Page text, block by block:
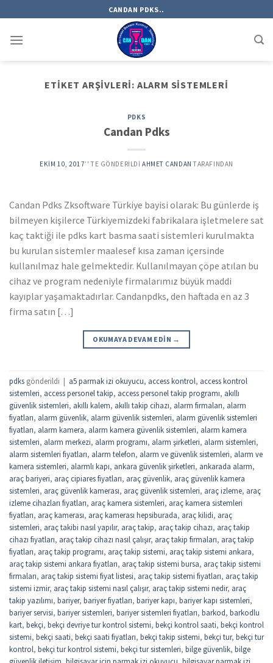
to
content
CANDAN PDKS..
ETIKET ARŞIVLERI: ALARM SISTEMLERI
PDKS
Candan Pdks
EKIM 10, 2017’' TE GÖNDERILDI AHMET CANDAN TARAFINDAN
Candan Pdks Zksoftware Türkiye bayisi olarak: Bu günlerde iş
bilmeyen kişilerce Türkiyemizdeki fabrikalara işletmelere sat
kaç taktiği ile pdks kart basma saati sistemleri kurulmakta
bu kurulan sistemler maalesef kısa zaman içersinde
kullanılmaz hale gelmektedir. Kullanılmayan çöpe atılan bu
cihaz ve program nedeniyle firmalarımız büyük maddi
kayıplar yaşamaktadırlar. Candanpdks, den haftada en az 3
firma satın […]
OKUMAYA DEVAM EDIN →
pdks gönderildi | a5 parmak izi okuyucu, access kontrol, access kontrol
sistemleri, access personel takip, access personel takip programı, akıllı
güvenlik sistemleri, akıllı kalem, akıllı takip cihazı, alarm firmaları, alarm
fiyatları, alarm güvenlik, alarm güvenlik sistemleri, alarm güvenlik sistemleri
fiyatları, alarm kamera, alarm kamera güvenlik sistemleri, alarm kamera
sistemleri, alarm merkezi, alarm programı, alarm şirketleri, alarm sistemleri,
alarm sistemleri fiyatları, alarm telefon, alarm ve güvenlik sistemleri, alarm ve
kamera sistemleri, alarmlı kapı, ankara güvenlik şirketleri, ankarada alarm,
araç bariyeri, araç cipiares fiyatları, araç güvenlik, araç güvenlik kamera
sistemleri, araç güvenlik kamerası, araç güvenlik sistemleri, araç izleme, araç
izleme cihazları fiyatları, araç kamera sistemleri, araç kamera sistemleri
fiyatları, araç kamerası, araç kamerası hepsiburada, araç kilidi, araç
sistemleri, araç takibi nasıl yapılır, araç takip, araç takip cihazı, araç takip
cihazı fiyatları, araç takip cihazı nasıl çalışır, araç takip firmaları, araç takip
fiyatları, araç takip programı, araç takip sistemi, araç takip sistemi ankara,
araç takip sistemi ankara fiyatları, araç takip sistemi bursa, araç takip sistemi
firmaları, araç takip sistemi fiyat listesi, araç takip sistemi fiyatları, araç takip
sistemi izmir, araç takip sistemi nasıl çalışır, araç takip sistemi nedir, araç
takip yazılımı, bariyer, bariyer fiyatları, bariyer kapı, bariyer kapı sistemleri,
bariyer servisi, bariyer sistemleri, bariyer sistemleri fiyatları, barkod, barkodlu
kart, bekçi, bekçi devriye tur kontrol sistemi, bekçi kontrol saati, bekçi kontrol
sistemi, bekçi saati, bekçi saati fiyatları, bekçi takip sistemi, bekçi tur, bekçi tur
kontrol, bekçi tur kontrol sistemi, bekçi tur sistemleri, bilge güvenlik, bilge